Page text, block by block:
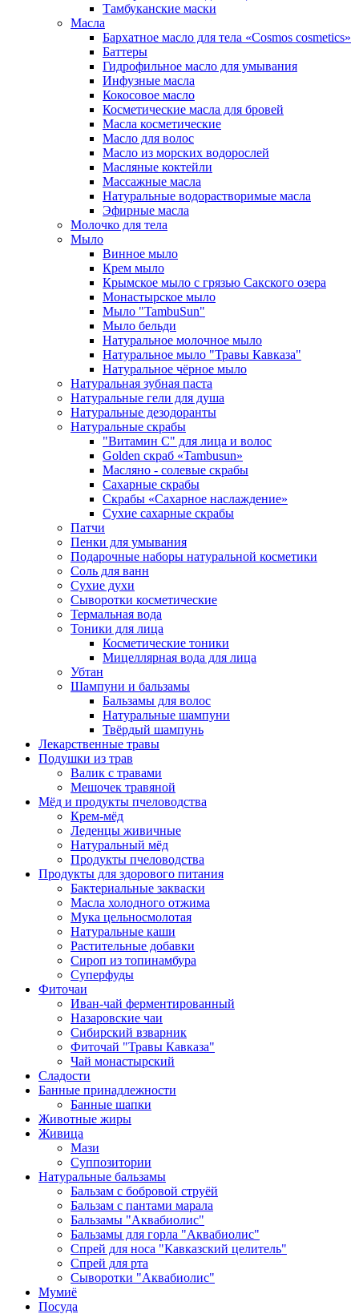
Тамбуканские маски
Масла
Бархатное масло для тела «Cosmos cosmetics»
Баттеры
Гидрофильное масло для умывания
Инфузные масла
Кокосовое масло
Косметические масла для бровей
Масла косметические
Масло для волос
Масло из морских водорослей
Масляные коктейли
Массажные масла
Натуральные водорастворимые масла
Эфирные масла
Молочко для тела
Мыло
Винное мыло
Крем мыло
Крымское мыло с грязью Сакского озера
Монастырское мыло
Мыло "TambuSun"
Мыло бельди
Натуральное молочное мыло
Натуральное мыло "Травы Кавказа"
Натуральное чёрное мыло
Натуральная зубная паста
Натуральные гели для душа
Натуральные дезодоранты
Натуральные скрабы
"Витамин С" для лица и волос
Golden скраб «Tambusun»
Масляно - солевые скрабы
Сахарные скрабы
Скрабы «Сахарное наслаждение»
Сухие сахарные скрабы
Патчи
Пенки для умывания
Подарочные наборы натуральной косметики
Соль для ванн
Сухие духи
Сыворотки косметические
Термальная вода
Тоники для лица
Косметические тоники
Мицеллярная вода для лица
Убтан
Шампуни и бальзамы
Бальзамы для волос
Натуральные шампуни
Твёрдый шампунь
Лекарственные травы
Подушки из трав
Валик с травами
Мешочек травяной
Мёд и продукты пчеловодства
Крем-мёд
Леденцы живичные
Натуральный мёд
Продукты пчеловодства
Продукты для здорового питания
Бактериальные закваски
Масла холодного отжима
Мука цельносмолотая
Натуральные каши
Растительные добавки
Сироп из топинамбура
Суперфуды
Фиточаи
Иван-чай ферментированный
Назаровские чаи
Сибирский взварник
Фиточай "Травы Кавказа"
Чай монастырский
Сладости
Банные принадлежности
Банные шапки
Животные жиры
Живица
Мази
Суппозитории
Натуральные бальзамы
Бальзам с бобровой струёй
Бальзам с пантами марала
Бальзамы "Аквабиолис"
Бальзамы для горла "Аквабиолис"
Спрей для носа "Кавказский целитель"
Спрей для рта
Сыворотки "Аквабиолис"
Мумиё
Посуда